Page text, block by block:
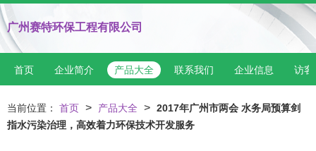
广州赛特环保工程有限公司
首页 企业简介 产品大全 联系我们 企业信息 访客
当前位置： 首页 > 产品大全 > 2017年广州市两会 水务局预算剑
指水污染治理，高效着力环保技术开发服务